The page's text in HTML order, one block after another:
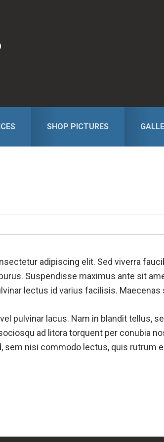
SHOP PICTURES
adipiscing elit. Sed viverra
Suspendisse maximus ante sit
lectus id varius facilisis. Maecenas
pulvinar lacus. Nam in blandit tellus,
ad litora torquent per conubia
sem nisi commodo lectus, quis rutrum